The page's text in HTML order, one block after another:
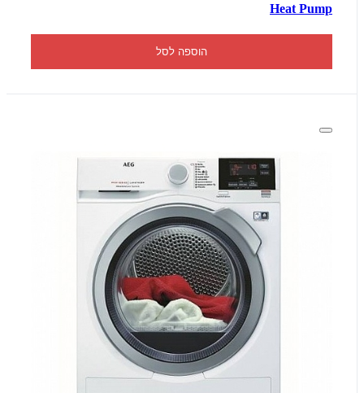
Heat Pump
הוספה לסל